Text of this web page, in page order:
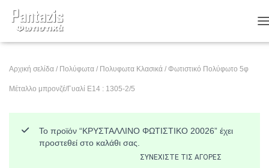
Αρχική σελίδα / Πολύφωτα / Πολυφωτα Κλασικά / Φωτιστικό Πολύφωτο 5φ
Μέταλλο μπρονζέ/Γυαλί Ε14 : 1305-2/5
Το προϊόν “ΚΡΥΣΤΑΛΛΙΝΟ ΦΩΤΙΣΤΙΚΟ 20026” έχει
προστεθεί στο καλάθι σας.
ΣΥΝΕΧΊΣΤΕ ΤΙΣ ΑΓΟΡΈΣ